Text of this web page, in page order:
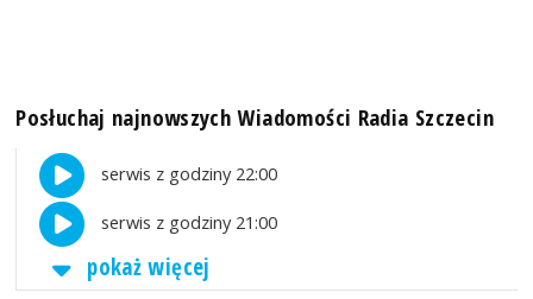
Posłuchaj najnowszych Wiadomości Radia Szczecin
serwis z godziny 22:00
serwis z godziny 21:00
pokaż więcej